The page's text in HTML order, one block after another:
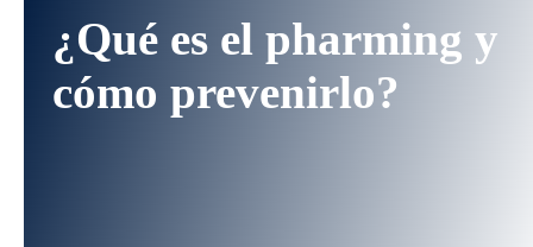
¿Qué es el pharming y
cómo prevenirlo?